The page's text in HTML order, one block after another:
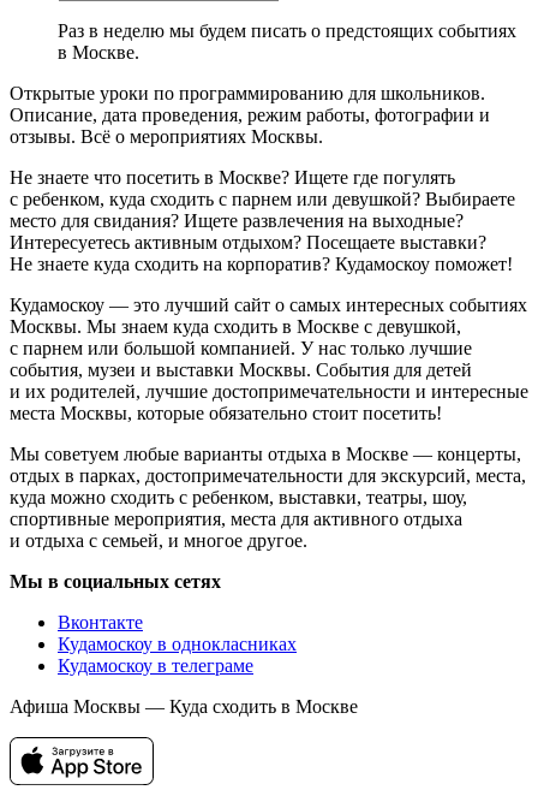
Раз в неделю мы будем писать о предстоящих событиях
в Москве.
Открытые уроки по программированию для школьников.
Описание, дата проведения, режим работы, фотографии и
отзывы. Всё о мероприятиях Москвы.
Не знаете что посетить в Москве? Ищете где погулять
с ребенком, куда сходить с парнем или девушкой? Выбираете
место для свидания? Ищете развлечения на выходные?
Интересуетесь активным отдыхом? Посещаете выставки?
Не знаете куда сходить на корпоратив? Кудамоскоу поможет!
Кудамоскоу — это лучший сайт о самых интересных событиях
Москвы. Мы знаем куда сходить в Москве с девушкой,
с парнем или большой компанией. У нас только лучшие
события, музеи и выставки Москвы. События для детей
и их родителей, лучшие достопримечательности и интересные
места Москвы, которые обязательно стоит посетить!
Мы советуем любые варианты отдыха в Москве — концерты,
отдых в парках, достопримечательности для экскурсий, места,
куда можно сходить с ребенком, выставки, театры, шоу,
спортивные мероприятия, места для активного отдыха
и отдыха с семьей, и многое другое.
Мы в социальных сетях
Вконтакте
Кудамоскоу в однокласниках
Кудамоскоу в телеграме
Афиша Москвы — Куда сходить в Москве